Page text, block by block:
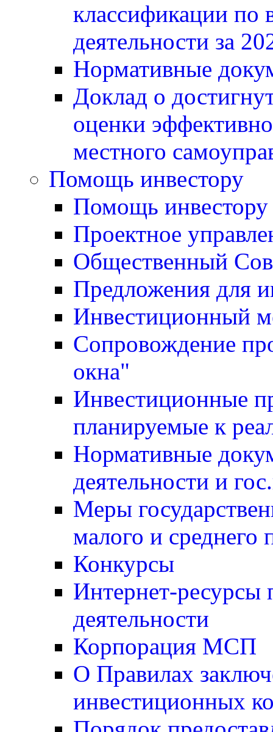
классификации по
деятельности за
Нормативные
Доклад о
оценки
местного
Помощь инвестору
Помощь инвестору
Проектное
Общественный
Предложения для
Инвестиционный
Сопровождение
окна"
Инвестиционные
планируемые к
Нормативные
деятельности и
Меры
малого и среднего
Конкурсы
Интернет-ресурсы
деятельности
Корпорация МСП
О Правилах
инвестиционных